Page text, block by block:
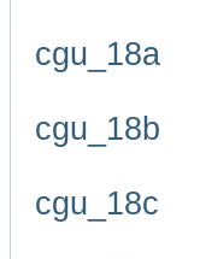
cgu_18a
cgu_18b
cgu_18c